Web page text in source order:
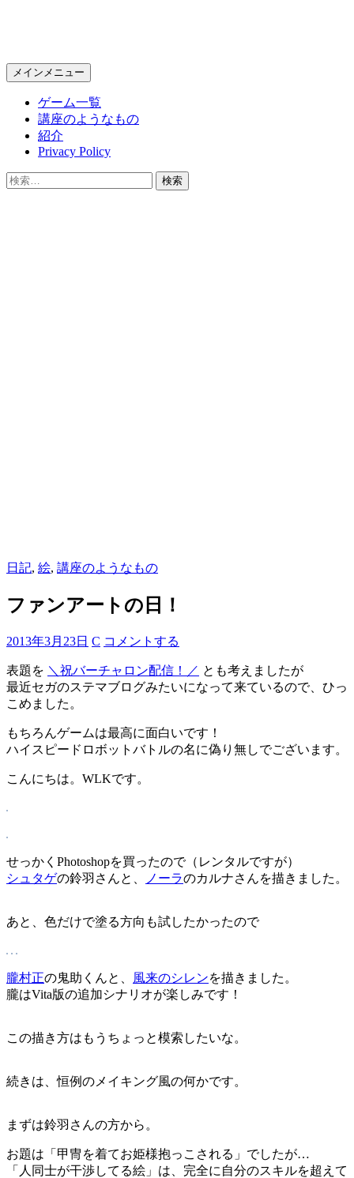
検
索
メインメニュー コ
テ
ン
へ
ス
キ
ゲーム一覧
講座のようなもの
紹介
Privacy Policy
検
日記, 絵, 講座のようなもの
ファンアートの日！
2013年3月23日 C コメントする
表題を ＼祝バーチャロン配信！／ とも考えましたが
最近セガのステマブログみたいになって来ているので、ひっ
こめました。
もちろんゲームは最高に面白いです！
ハイスピードロボットバトルの名に偽り無しでございます。
こんにちは。WLKです。
せっかくPhotoshopを買ったので（レンタルですが）
シュタゲの鈴羽さんと、 ノーラのカルナさんを描きました。
あと、色だけで塗る方向も試したかったので
朧村正の鬼助くんと、 風来のシレンを描きました。
朧はVita版の追加シナリオが楽しみです！
この描き方はもうちょっと模索したいな。
続きは、恒例のメイキング風の何かです。
まずは鈴羽さんの方から。
お題は「甲冑を着てお姫様抱っこされる」でしたが…
「人同士が干渉してる絵」は、完全に自分のスキルを超えて